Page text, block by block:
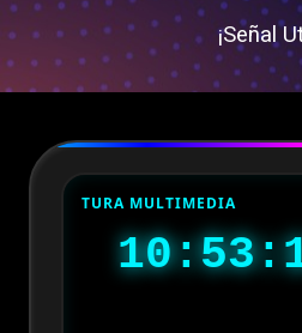
¡Señal
TURA MULTIMEDIA